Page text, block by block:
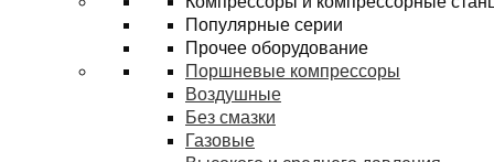
Популярные серии
Прочее оборудование
Поршневые компрессоры
Воздушные
Без смазки
Газовые